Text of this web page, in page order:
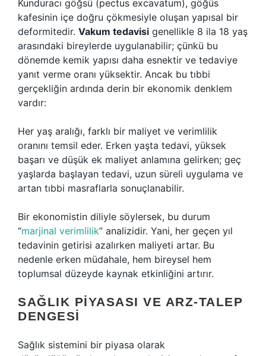
Kunduracı göğsü (pectus excavatum), göğüs
kafesinin içe doğru çökmesiyle oluşan yapısal bir
deformitedir. Vakum tedavisi genellikle 8 ila 18 yaş
arasındaki bireylerde uygulanabilir; çünkü bu
dönemde kemik yapısı daha esnektir ve tedaviye
yanıt verme oranı yüksektir. Ancak bu tıbbi
gerçekliğin ardında derin bir ekonomik denklem
vardır:
Her yaş aralığı, farklı bir maliyet ve verimlilik
oranını temsil eder. Erken yaşta tedavi, yüksek
başarı ve düşük ek maliyet anlamına gelirken; geç
yaşlarda başlayan tedavi, uzun süreli uygulama ve
artan tıbbi masraflarla sonuçlanabilir.
Bir ekonomistin diliyle söylersek, bu durum
“marjinal verimlilik” analizidir. Yani, her geçen yıl
tedavinin getirisi azalırken maliyeti artar. Bu
nedenle erken müdahale, hem bireysel hem
toplumsal düzeyde kaynak etkinliğini artırır.
SAĞLIK PIYASASI VE ARZ-TALEP
DENGESI
Sağlık sistemini bir piyasa olarak